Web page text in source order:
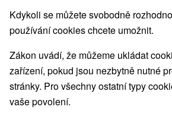
VŠECHNY NEJLEVNĚJŠÍ
Kdykoli se můžete svobodně
používání cookies chcete umožnit.
Zákon uvádí, že můžeme ukládat
zařízení, pokud jsou nezbytně nutné
stránky. Pro všechny ostatní typy
vaše povolení.